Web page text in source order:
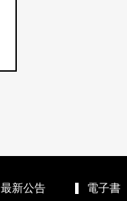
最新公告 電子書